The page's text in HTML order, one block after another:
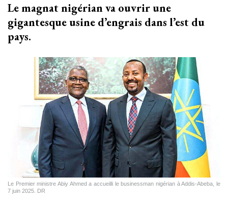
Le magnat nigérian va ouvrir une
gigantesque usine d’engrais dans l’est du
pays.
Le Premier ministre Abiy Ahmed a accueilli le businessman nigérian à Addis-Abeba, le
7 juin 2025. DR